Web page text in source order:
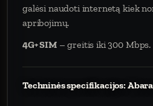
galėsi naudoti internetą kiek
apribojimų.
4G+ SIM– greitis iki 300 Mbps.
Techninės specifikacijos: